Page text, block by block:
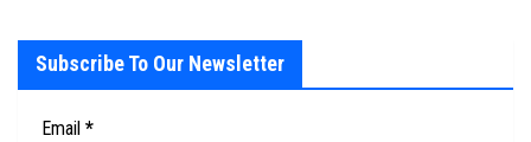
Subscribe To Our Newsletter
Email *